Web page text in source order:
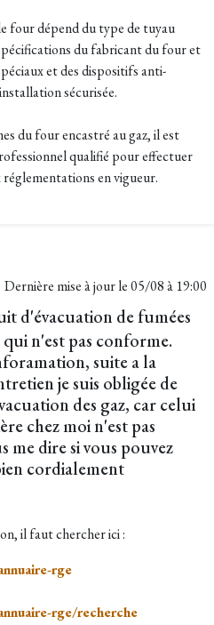
four dépend du type de tuyau
du fabricant du four et
et des dispositifs anti-
sécurisée.
du four encastré au gaz, il est
qualifié pour effectuer
en vigueur.
Dernière mise à jour le05/08 à 19:00
d'évacuation de fumées
n'est pas conforme.
suite a la
je suis obligée de
des gaz, car celui
chez moi n'est pas
me dire si vous pouvez
cordialement
il faut chercher ici :
rge
rge/recherche